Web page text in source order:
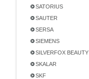
SATORIUS
SAUTER
SERSA
SIEMENS
SILVERFOX BEAUTY
SKALAR
SKF